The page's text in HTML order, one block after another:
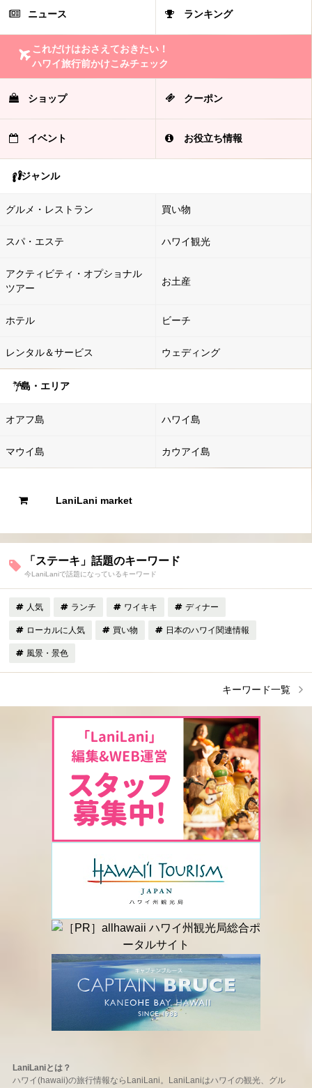
ニュース ランキング
これだけはおさえておきたい！
ハワイ旅行前かけこみチェック
ショップ クーポン
イベント お役立ち情報
ジャンル
グルメ・レストラン 買い物
スパ・エステ ハワイ観光
アクティビティ・オプショナル
ツアー
お土産
ホテル ビーチ
レンタル＆サービス ウェディング
島・エリア
オアフ島 ハワイ島
マウイ島 カウアイ島
LaniLani market
「ステーキ」話題のキーワード
今LaniLaniで話題になっているキーワード
人気 ランチ ワイキキ ディナー
ローカルに人気 買い物 日本のハワイ関連情報
風景・景色
キーワード一覧
LaniLaniとは？
ハワイ(hawaii)の旅行情報ならLaniLani。LaniLaniはハワイの観光、グル